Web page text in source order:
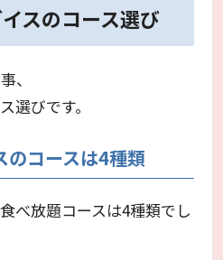
スのコース選び
、
選びです。
のコースは4種類
べ放題コースは4種類でし